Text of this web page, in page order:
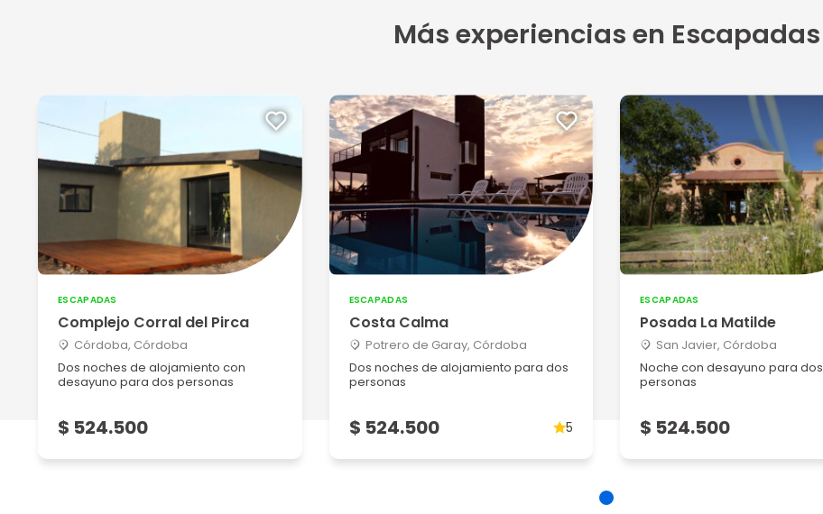
Más experiencias en Escapadas
ESCAPADAS
Complejo Corral del Pirca
Córdoba, Córdoba
Dos noches de alojamiento con
desayuno para dos personas
$ 524.500
ESCAPADAS
Costa Calma
Potrero de Garay, Córdoba
Dos noches de alojamiento para dos
personas
$ 524.500 5
ESCAPADAS
Posada La Matilde
San Javier, Córdoba
Noche con desayuno para dos
personas
$ 524.500